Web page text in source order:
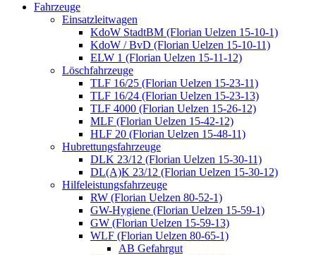
Fahrzeuge
Einsatzleitwagen
KdoW StadtBM (Florian Uelzen 15-10-1)
KdoW / BvD (Florian Uelzen 15-10-11)
ELW 1 (Florian Uelzen 15-11-12)
Löschfahrzeuge
TLF 16/25 (Florian Uelzen 15-23-11)
TLF 16/24 (Florian Uelzen 15-23-13)
TLF 4000 (Florian Uelzen 15-26-12)
MLF (Florian Uelzen 15-42-12)
HLF 20 (Florian Uelzen 15-48-11)
Hubrettungsfahrzeuge
DLK 23/12 (Florian Uelzen 15-30-11)
DL(A)K 23/12 (Florian Uelzen 15-30-12)
Hilfeleistungsfahrzeuge
RW (Florian Uelzen 80-52-1)
GW-Hygiene (Florian Uelzen 15-59-1)
GW (Florian Uelzen 15-59-13)
WLF (Florian Uelzen 80-65-1)
AB Gefahrgut